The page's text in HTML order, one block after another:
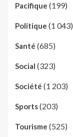
Pacifique (199)
Politique (1 043)
Santé (685)
Social (323)
Société (1 203)
Sports(203)
Tourisme (525)